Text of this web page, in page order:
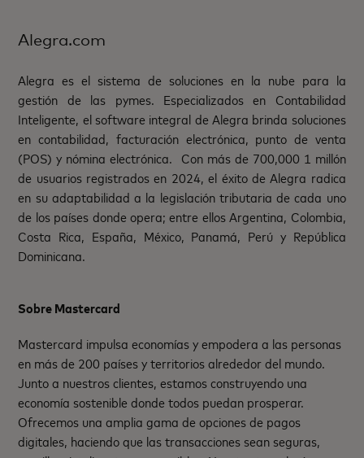
Alegra.com
Alegra es el sistema de soluciones en la nube para la
gestión de las pymes. Especializados en Contabilidad
Inteligente, el software integral de Alegra brinda soluciones
en contabilidad, facturación electrónica, punto de venta
(POS) y nómina electrónica. Con más de 700,000 1 millón
de usuarios registrados en 2024, el éxito de Alegra radica
en su adaptabilidad a la legislación tributaria de cada uno
de los países donde opera; entre ellos Argentina, Colombia,
Costa Rica, España, México, Panamá, Perú y República
Dominicana.
Sobre Mastercard
Mastercard impulsa economías y empodera a las personas
en más de 200 países y territorios alrededor del mundo.
Junto a nuestros clientes, estamos construyendo una
economía sostenible donde todos puedan prosperar.
Ofrecemos una amplia gama de opciones de pagos
digitales, haciendo que las transacciones sean seguras,